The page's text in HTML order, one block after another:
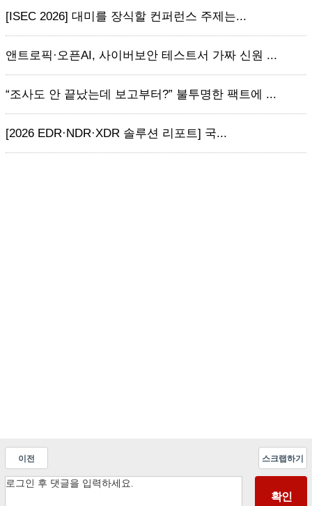
[ISEC 2026] 대미를 장식할 컨퍼런스 주제는...
앤트로픽·오픈AI, 사이버보안 테스트서 가짜 신원 ...
“조사도 안 끝났는데 보고부터?” 불투명한 팩트에 ...
[2026 EDR·NDR·XDR 솔루션 리포트] 국...
이전 스크랩하기